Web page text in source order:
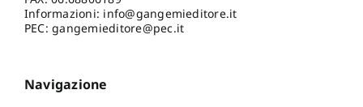
Informazioni: info@gangemieditore.it
PEC: gangemieditore@pec.it
Navigazione